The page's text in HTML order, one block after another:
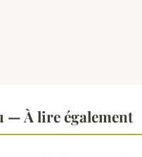
— À lire également